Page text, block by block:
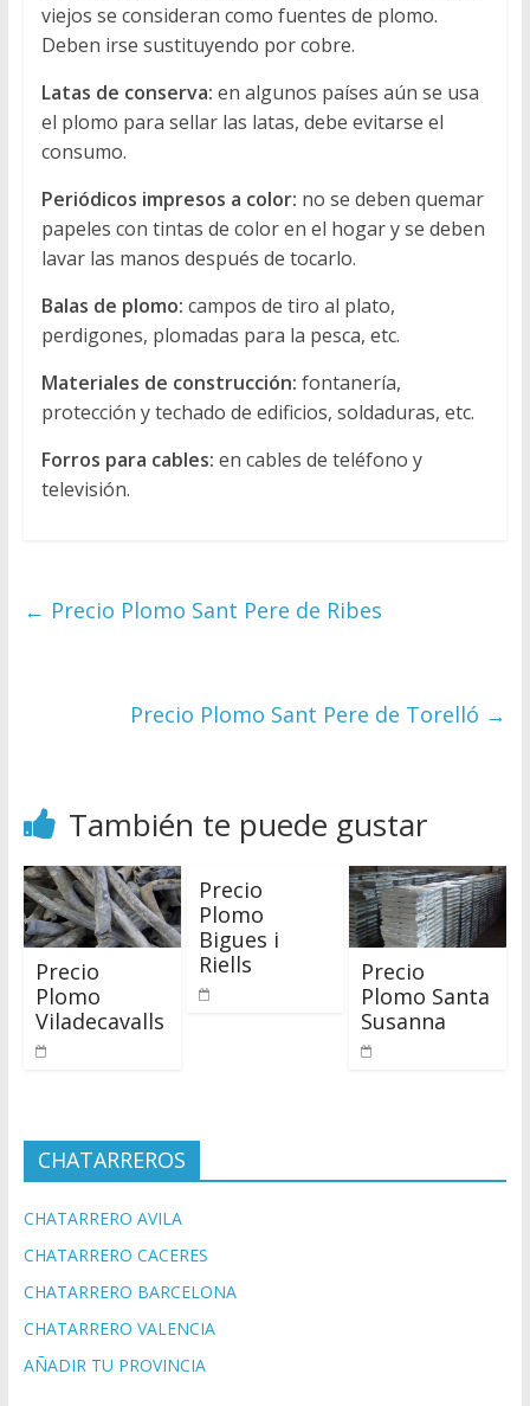
viejos se consideran como fuentes de plomo.
Deben irse sustituyendo por cobre.
Latas de conserva: en algunos países aún se usa
el plomo para sellar las latas, debe evitarse el
consumo.
Periódicos impresos a color: no se deben quemar
papeles con tintas de color en el hogar y se deben
lavar las manos después de tocarlo.
Balas de plomo: campos de tiro al plato,
perdigones, plomadas para la pesca, etc.
Materiales de construcción: fontanería,
protección y techado de edificios, soldaduras, etc.
Forros para cables: en cables de teléfono y
televisión.
← Precio Plomo Sant Pere de Ribes
Precio Plomo Sant Pere de Torelló →
También te puede gustar
Precio
Plomo
Viladecavalls
Precio
Plomo
Bigues i
Riells
Precio
Plomo Santa
Susanna
CHATARREROS
CHATARRERO AVILA
CHATARRERO CACERES
CHATARRERO BARCELONA
CHATARRERO VALENCIA
AÑADIR TU PROVINCIA